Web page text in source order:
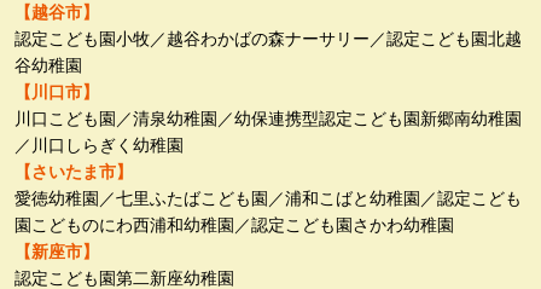
【越谷市】
認定こども園小牧／越谷わかばの森ナーサリー／認定こども園北越
谷幼稚園
【川口市】
川口こども園／清泉幼稚園／幼保連携型認定こども園新郷南幼稚園
／川口しらぎく幼稚園
【さいたま市】
愛徳幼稚園／七里ふたばこども園／浦和こばと幼稚園／認定こども
園こどものにわ西浦和幼稚園／認定こども園さかわ幼稚園
【新座市】
認定こども園第二新座幼稚園